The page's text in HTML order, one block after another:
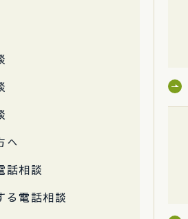
へ
話相談
る電話相談